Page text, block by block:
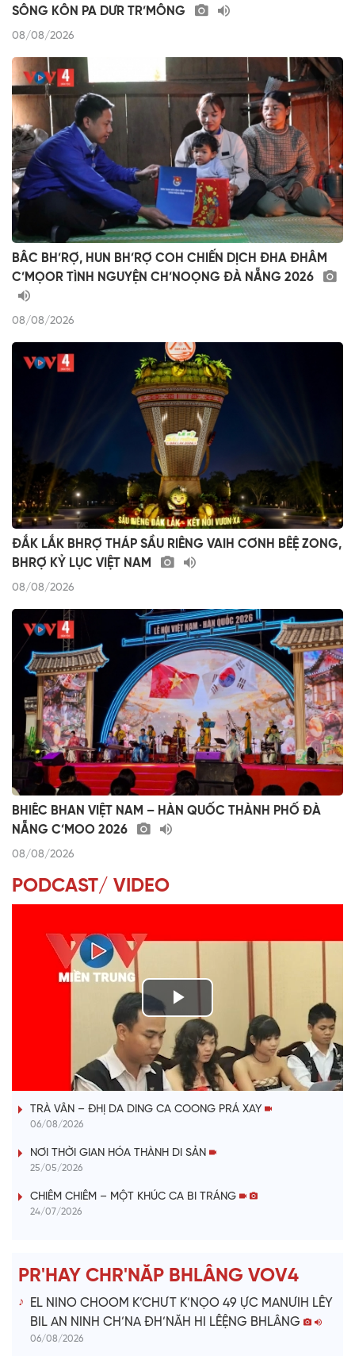
SÔNG KÔN PA DƯR TR’MÔNG
08/08/2026
BÂC BH’RỢ, HUN BH’RỢ COH CHIẾN DỊCH ĐHA ĐHÂM
C’MỌOR TÌNH NGUYỆN CH’NOỌNG ĐÀ NẴNG 2026
08/08/2026
ĐẮK LẮK BHRỢ THÁP SẦU RIÊNG VAIH CƠNH BÊỆ ZONG,
BHRỢ KỶ LỤC VIỆT NAM
08/08/2026
BHIÊC BHAN VIỆT NAM – HÀN QUỐC THÀNH PHỐ ĐÀ
NẴNG C’MOO 2026
08/08/2026
PODCAST/ VIDEO
P
l
a
V
i
e
o
VÀI PHÚT DÀNH CHO QUẢNG BÁ
TRÀ VÂN – ĐHỊ DA DING CA COONG PRÁ XAY
06/08/2026
NƠI THỜI GIAN HÓA THÀNH DI SẢN
25/05/2026
CHIÊM CHIÊM – MỘT KHÚC CA BI TRÁNG
24/07/2026
PR'HAY CHR'NĂP BHLÂNG VOV4
EL NINO CHOOM K’CHƯT K’NỌO 49 ỰC MANƯIH LÊY
BIL AN NINH CH’NA ĐH’NĂH HI LÊỆNG BHLÂNG
06/08/2026